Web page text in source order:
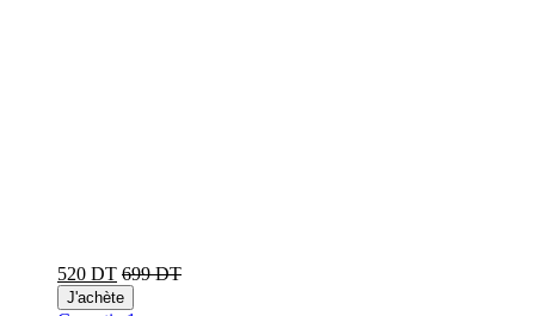
520 DT 699 DT
J'achète